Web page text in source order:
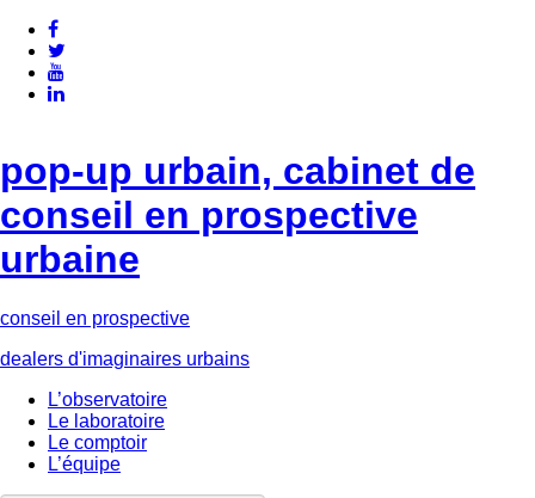
pop-up urbain, cabinet de
conseil en prospective
urbaine
conseil en prospective
dealers d'imaginaires urbains
L’observatoire
Le laboratoire
Le comptoir
L’équipe